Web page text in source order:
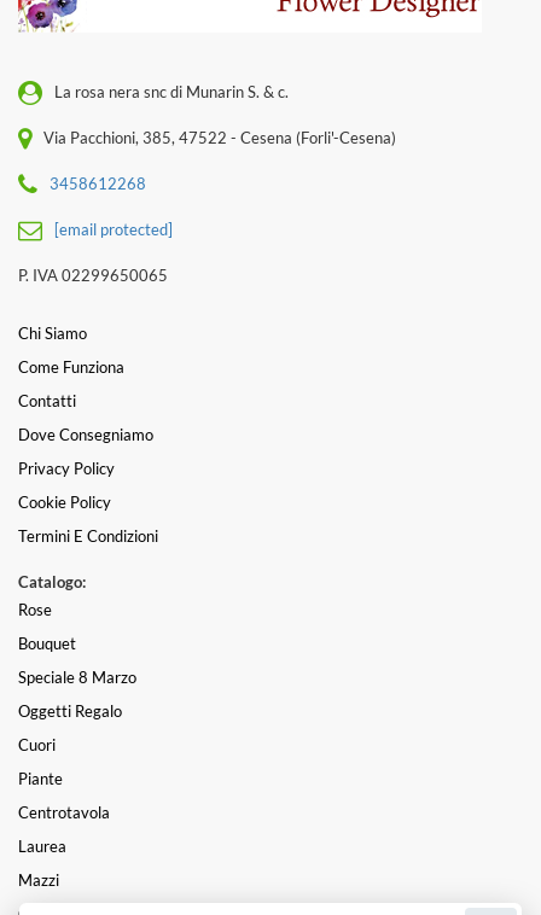
La rosa nera snc di Munarin S. & c.
Via Pacchioni, 385, 47522 - Cesena (Forli'-Cesena)
3458612268
[email protected]
P. IVA 02299650065
Chi Siamo
Come Funziona
Contatti
Dove Consegniamo
Privacy Policy
Cookie Policy
Termini E Condizioni
Catalogo:
Rose
Bouquet
Speciale 8 Marzo
Oggetti Regalo
Cuori
Piante
Centrotavola
Laurea
Mazzi